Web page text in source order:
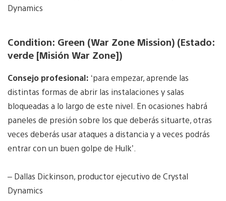
Dynamics
Condition: Green (War Zone Mission) (Estado:
verde [Misión War Zone])
Consejo profesional: ‘para empezar, aprende las
distintas formas de abrir las instalaciones y salas
bloqueadas a lo largo de este nivel. En ocasiones habrá
paneles de presión sobre los que deberás situarte, otras
veces deberás usar ataques a distancia y a veces podrás
entrar con un buen golpe de Hulk’.
– Dallas Dickinson, productor ejecutivo de Crystal
Dynamics